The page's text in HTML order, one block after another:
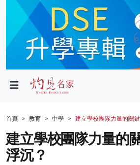
政局
財經
生活
健康
首頁 教育 中學 建立學校團隊力量的關
建立學校團隊力量的
浮沉？